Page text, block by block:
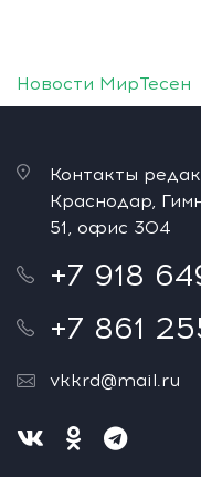
Новости МирТесен
Контакты
Краснодар,
51, офис 304
+7 918
+7 861
vkkrd@mail.ru